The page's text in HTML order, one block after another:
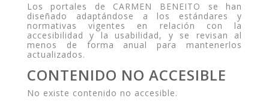
Los portales de CARMEN BENEITO se han
diseñado adaptándose a los estándares y
normativas vigentes en relación con la
accesibilidad y la usabilidad, y se revisan al
menos de forma anual para mantenerlos
actualizados.
CONTENIDO NO ACCESIBLE
No existe contenido no accesible.